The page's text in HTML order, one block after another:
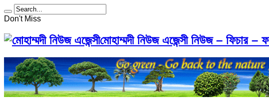
Don't Miss
মোহাম্মদী নিউজ এজেন্সী নিউজ – ফিচার –